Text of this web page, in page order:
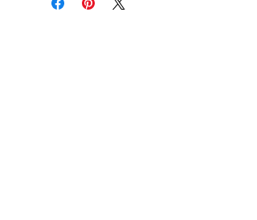
11個以上：通常発送（料金はこちら）